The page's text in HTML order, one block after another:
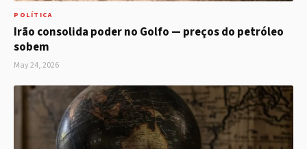
POLÍTICA
Irão consolida poder no Golfo — preços do petróleo
sobem
May 24, 2026